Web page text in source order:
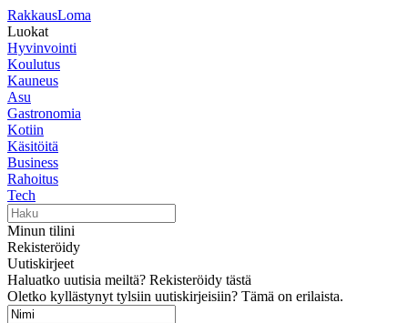
RakkausLoma
Luokat
Hyvinvointi
Koulutus
Kauneus
Asu
Gastronomia
Kotiin
Käsitöitä
Business
Rahoitus
Tech
Minun tilini
Rekisteröidy
Uutiskirjeet
Haluatko uutisia meiltä? Rekisteröidy tästä
Oletko kyllästynyt tylsiin uutiskirjeisiin? Tämä on erilaista.